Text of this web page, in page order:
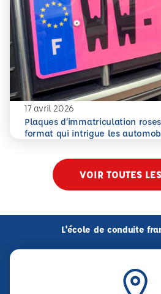
17 avril 2026
Plaques d’immatriculation
format qui intrigue les
En savoir plus
Plaques d’immatriculation
VOIR TOUTES
L'école de conduite